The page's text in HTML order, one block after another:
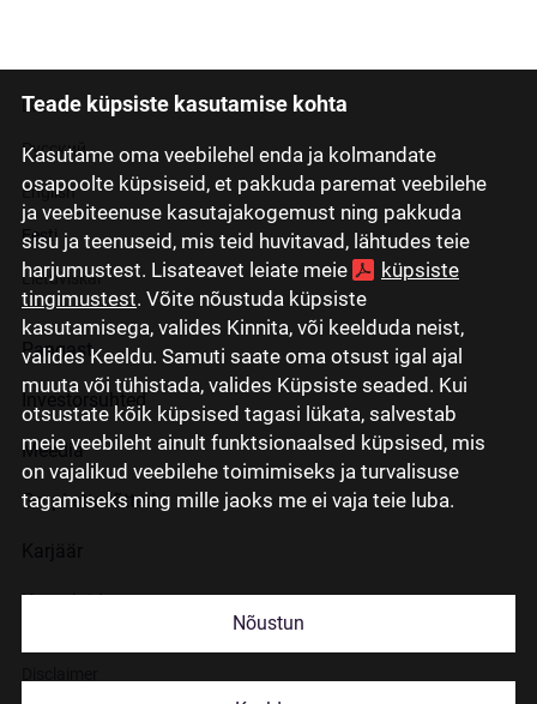
Teade küpsiste kasutamise kohta
Kasutame oma veebilehel enda ja kolmandate
osapoolte küpsiseid, et pakkuda paremat veebilehe
ja veebiteenuse kasutajakogemust ning pakkuda
sisu ja teenuseid, mis teid huvitavad, lähtudes teie
harjumustest. Lisateavet leiate meie
küpsiste
tingimustest. Võite nõustuda küpsiste
kasutamisega, valides Kinnita, või keelduda neist,
valides Keeldu. Samuti saate oma otsust igal ajal
muuta või tühistada, valides Küpsiste seaded. Kui
otsustate kõik küpsised tagasi lükata, salvestab
meie veebileht ainult funktsionaalsed küpsised, mis
on vajalikud veebilehe toimimiseks ja turvalisuse
tagamiseks ning mille jaoks me ei vaja teie luba.
Nõustun
Latviski
Русский
English
Eesti
Lietuviškai
Pangast
Investorsuhted
Meedia
Grupi ettevõtted
Kontaktid